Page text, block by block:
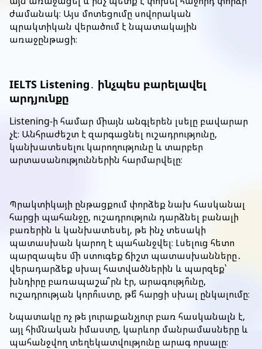
ժամանակ։ Այս մոտեցումը սովորական
պրակտիկան վերածում է նպատակային
առաջընթացի։
IELTS Listening․ ինչպես բարելավել
արդյունքը
Listening-ի համար միայն անգլերեն լսելը բավարար
չէ։ Անհրաժեշտ է զարգացնել ուշադրությունը,
կանխատեսելու կարողությունը և տարբեր
արտասանություններին հարմարվելը։
Պրակտիկայի ընթացքում փորձեք նախ հասկանալ
հարցի պահանջը, ուշադրություն դարձնել բանալի
բառերին և կանխատեսել, թե ինչ տեսակի
պատասխան կարող է պահանջվել։ Լսելուց հետո
պարզապես մի ստուգեք ճիշտ պատասխանները․
վերադարձեք սխալ հատվածներին և պարզեք՝
խնդիրը բառապաշա՞րն էր, արագությո՞ւնը,
ուշադրության կորո՞ւստը, թե՞ հարցի սխալ ընկալումը։
Նպատակը ոչ թե յուրաքանչյուր բառ հասկանալն է,
այլ հիմնական իմաստը, կարևոր մանրամասները և
պահանջվող տեղեկատվությունը արագ որսալը։